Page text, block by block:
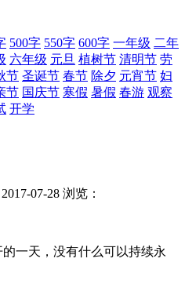
500字 550字 600字 一年级 二年
六年级 元旦 植树节 清明节 劳
节 圣诞节 春节 除夕 元宵节 妇
节 国庆节 寒假 暑假 春游 观察
开学
07-28 浏览：
一天，没有什么可以持续永